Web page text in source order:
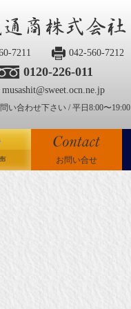
7211 042-560-7212
0120-226-011
musashit@sweet.ocn.ne.jp
い合わせ下さい / 平日8:00〜19:00
お問い合せ